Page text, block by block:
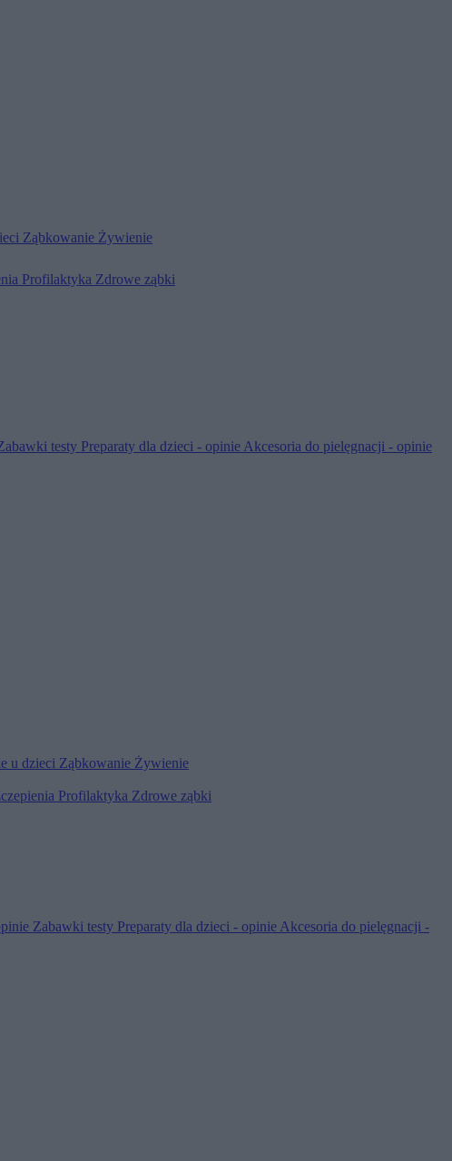
Ząbkowanie Żywienie
Profilaktyka Zdrowe ząbki
testy Preparaty dla dzieci - opinie Akcesoria do pielęgnacji - opinie
u dzieci Ząbkowanie Żywienie
Profilaktyka Zdrowe ząbki
Zabawki testy Preparaty dla dzieci - opinieAkcesoria do pielęgnacji -